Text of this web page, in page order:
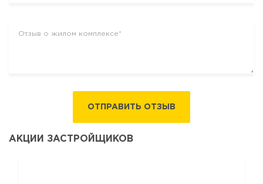
ОТПРАВИТЬ ОТЗЫВ
АКЦИИ ЗАСТРОЙЩИКОВ